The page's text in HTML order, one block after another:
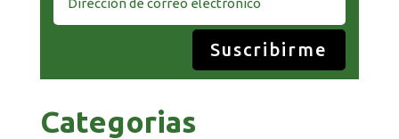
Suscribirme
Categorias